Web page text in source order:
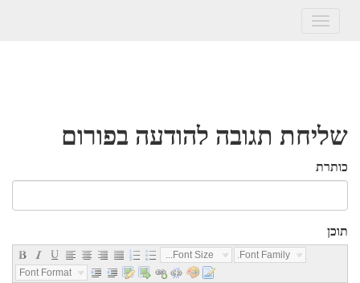
Toggle
שליחת תגובה להודעה בפורום
כותרת
תוכן
Font Size...
Font Family...
Font Format...